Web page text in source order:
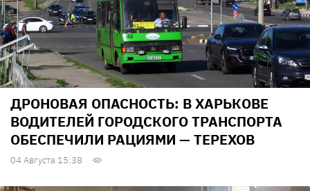
ДРОНОВАЯ ОПАСНОСТЬ: В ХАРЬКОВЕ
ВОДИТЕЛЕЙ ГОРОДСКОГО ТРАНСПОРТА
ОБЕСПЕЧИЛИ РАЦИЯМИ — ТЕРЕХОВ
04 Августа 15:38